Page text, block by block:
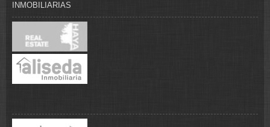
INMOBILIARIAS